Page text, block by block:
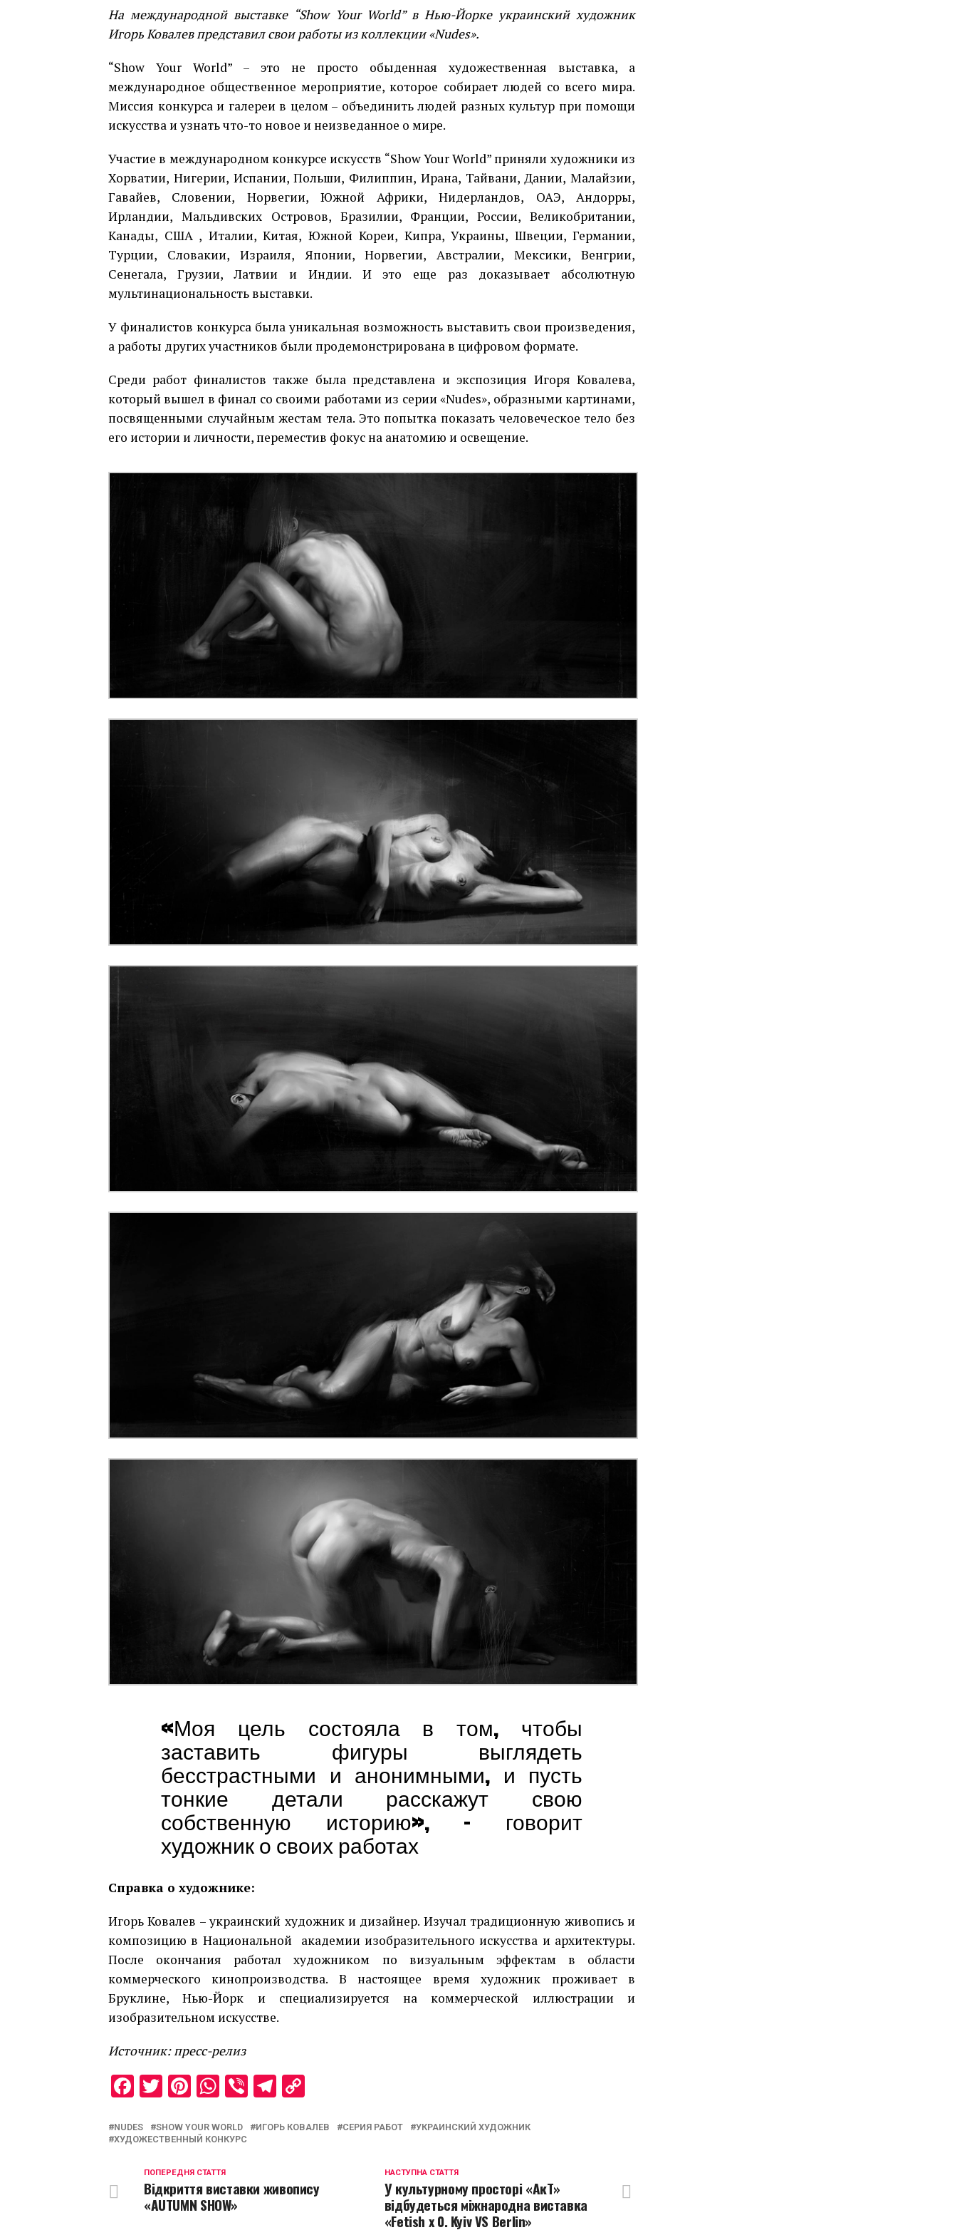
На международной выставке “Show Your World” в Нью-Йорке украинский художник
Игорь Ковалев представил свои работы из коллекции «Nudes».
“Show Your World” – это не просто обыденная художественная выставка, а
международное общественное мероприятие, которое собирает людей со всего мира.
Миссия конкурса и галереи в целом – объединить людей разных культур при помощи
искусства и узнать что-то новое и неизведанное о мире.
Участие в международном конкурсе искусств “Show Your World” приняли художники из
Хорватии, Нигерии, Испании, Польши, Филиппин, Ирана, Тайвани, Дании, Малайзии,
Гавайев, Словении, Норвегии, Южной Африки, Нидерландов, ОАЭ, Андорры,
Ирландии, Мальдивских Островов, Бразилии, Франции, России, Великобритании,
Канады, США , Италии, Китая, Южной Кореи, Кипра, Украины, Швеции, Германии,
Турции, Словакии, Израиля, Японии, Норвегии, Австралии, Мексики, Венгрии,
Сенегала, Грузии, Латвии и Индии. И это еще раз доказывает абсолютную
мультинациональность выставки.
У финалистов конкурса была уникальная возможность выставить свои произведения,
а работы других участников были продемонстрирована в цифровом формате.
Среди работ финалистов также была представлена и экспозиция Игоря Ковалева,
который вышел в финал со своими работами из серии «Nudes», образными картинами,
посвященными случайным жестам тела. Это попытка показать человеческое тело без
его истории и личности, переместив фокус на анатомию и освещение.
«Моя цель состояла в том, чтобы
заставить фигуры выглядеть
бесстрастными и анонимными, и пусть
тонкие детали расскажут свою
собственную историю», – говорит
художник о своих работах
Справка о художнике:
Игорь Ковалев – украинский художник и дизайнер. Изучал традиционную живопись и
композицию в Национальной академии изобразительного искусства и архитектуры.
После окончания работал художником по визуальным эффектам в области
коммерческого кинопроизводства. В настоящее время художник проживает в
Бруклине, Нью-Йорк и специализируется на коммерческой иллюстрации и
изобразительном искусстве.
Источник: пресс-релиз
Facebook
Twitter
Pinterest
WhatsApp
ViberTelegram
NUDES SHOW YOUR WORLD ИГОРЬ КОВАЛЕВ СЕРИЯ РАБОТ
УКРАИНСКИЙ ХУДОЖНИК
ХУДОЖЕСТВЕННЫЙ КОНКУРС
НАСТУПНА СТАТТЯ
У культурному просторі «АкТ»
відбудеться міжнародна виставка
«Fetish x 0. Kyiv VS Berlin»
ПОПЕРЕДНЯ СТАТТЯ
Відкриття виставки живопису
«AUTUMN SHOW»